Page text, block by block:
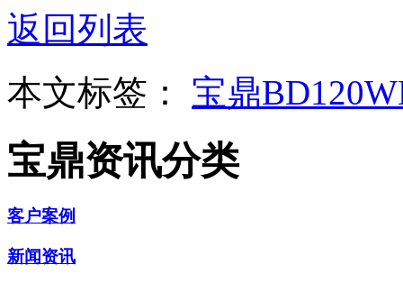
返回列表
本文标签： 宝鼎
宝鼎资讯分类
客户案例
新闻资讯